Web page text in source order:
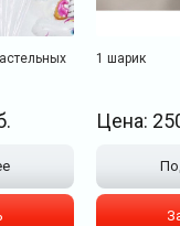
1 шарик
Цена: